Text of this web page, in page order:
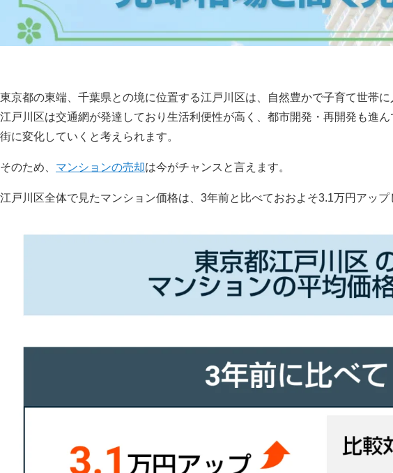
東京都の東端、千葉県との境に位置する江戸川区は、自然豊かで子育て世帯に
江戸川区は交通網が発達しており生活利便性が高く、都市開発・再開発も進
街に変化していくと考えられます。
そのため、 マンションの売却は今がチャンスと言えます。
江戸川区全体で見たマンション価格は、3年前と比べておおよそ3.1万円アップ